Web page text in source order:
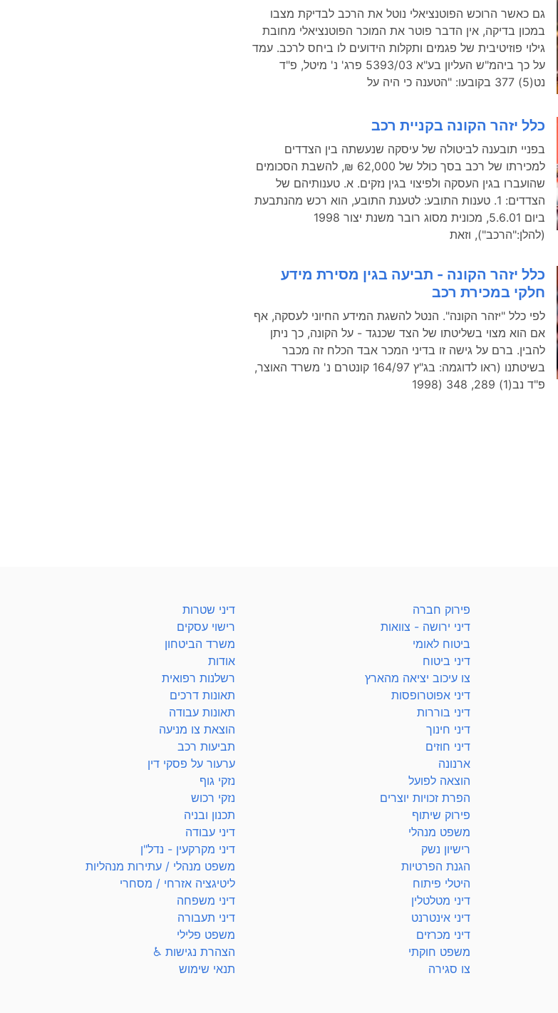
גם כאשר הרוכש הפוטנציאלי נוטל את הרכב לבדיקת מצבו
במכון בדיקה, אין הדבר פוטר את המוכר הפוטנציאלי מחובת
גילוי פוזיטיבית של פגמים ותקלות הידועים לו ביחס לרכב. עמד
על כך ביהמ"ש העליון בע"א 5393/03 פרג' נ' מיטל, פ"ד
נט(5) 377 בקובעו: "הטענה כי היה על
כלל יזהר הקונה בקניית רכב
בפניי תובענה לביטולה של עיסקה שנעשתה בין הצדדים
למכירתו של רכב בסך כולל של 62,000 ₪, להשבת הסכומים
שהועברו בגין העסקה ולפיצוי בגין נזקים. א. טענותיהם של
הצדדים: 1. טענות התובע: לטענת התובע, הוא רכש מהנתבעת
ביום 5.6.01, מכונית מסוג רובר משנת יצור 1998
(להלן:"הרכב"), וזאת
כלל יזהר הקונה - תביעה בגין מסירת מידע
חלקי במכירת רכב
לפי כלל "יזהר הקונה". הנטל להשגת המידע החיוני לעסקה, אף
אם הוא מצוי בשליטתו של הצד שכנגד - על הקונה, כך ניתן
להבין. ברם על גישה זו בדיני המכר אבד הכלח זה מכבר
בשיטתנו (ראו לדוגמה: בג"ץ 164/97 קונטרם נ' משרד האוצר,
פ"ד נב(1) 289, 348 (1998
פירוק חברה
דיני ירושה - צוואות
ביטוח לאומי
דיני ביטוח
צו עיכוב יציאה מהארץ
דיני אפוטרופסות
דיני בוררות
דיני חינוך
דיני חוזים
ארנונה
הוצאה לפועל
הפרת זכויות יוצרים
פירוק שיתוף
משפט מנהלי
רישיון נשק
הגנת הפרטיות
היטלי פיתוח
דיני מטלטלין
דיני אינטרנט
דיני מכרזים
משפט חוקתי
צו סגירה
דיני שטרות
רישוי עסקים
משרד הביטחון
אודות
רשלנות רפואית
תאונות דרכים
תאונות עבודה
הוצאת צו מניעה
תביעות רכב
ערעור על פסקי דין
נזקי גוף
נזקי רכוש
תכנון ובניה
דיני עבודה
דיני מקרקעין - נדל"ן
משפט מנהלי / עתירות מנהליות
ליטיגציה אזרחי / מסחרי
דיני משפחה
דיני תעבורה
משפט פלילי
הצהרת נגישות ♿
תנאי שימוש